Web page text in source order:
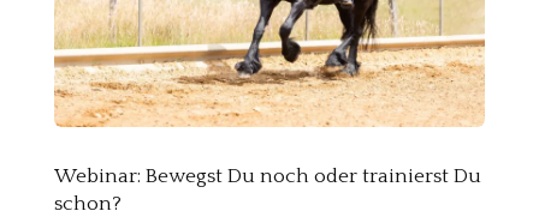
Webinar: Bewegst Du noch oder trainierst Du
schon?